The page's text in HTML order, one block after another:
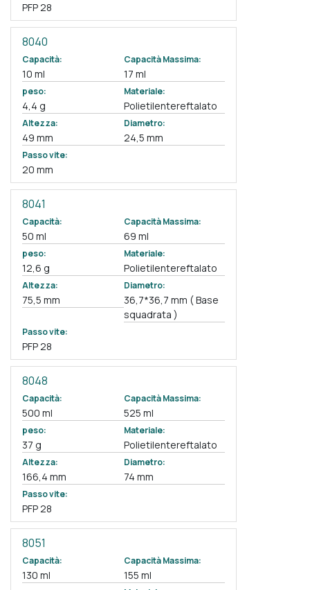
PFP 28
8040
Capacità:
10 ml
Capacità Massima:
17 ml
peso:
4,4 g
Materiale:
Polietilentereftalato
Altezza:
49 mm
Diametro:
24,5 mm
Passo vite:
20 mm
8041
Capacità:
50 ml
Capacità Massima:
69 ml
peso:
12,6 g
Materiale:
Polietilentereftalato
Altezza:
75,5 mm
Diametro:
36,7*36,7 mm ( Base
squadrata )
Passo vite:
PFP 28
8048
Capacità:
500 ml
Capacità Massima:
525 ml
peso:
37 g
Materiale:
Polietilentereftalato
Altezza:
166,4 mm
Diametro:
74 mm
Passo vite:
PFP 28
8051
Capacità:
130 ml
Capacità Massima:
155 ml